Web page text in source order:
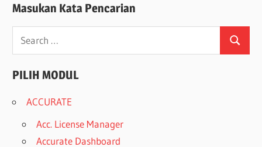
Masukan Kata Pencarian
Search
for:
Search
PILIH MODUL
ACCURATE
Acc. License Manager
Accurate Dashboard